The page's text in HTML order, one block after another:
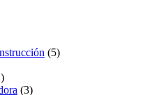
(5)
(3)